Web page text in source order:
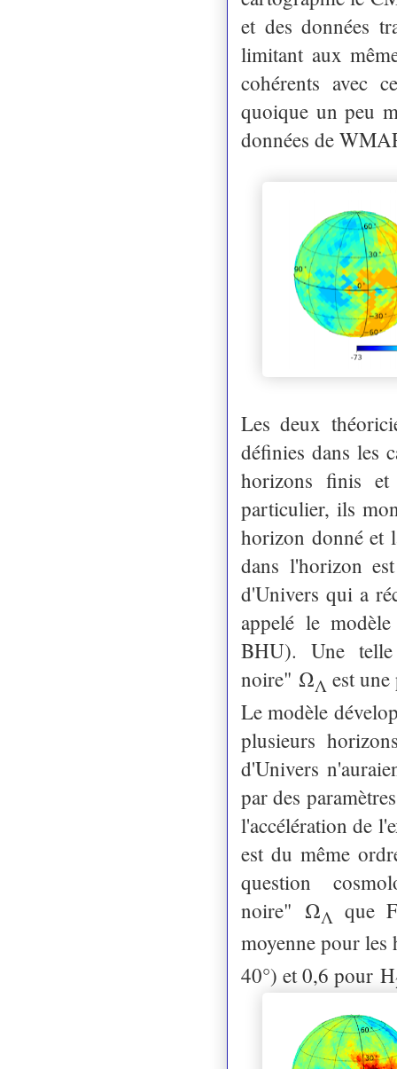
et des données
limitant aux
cohérents avec
quoique un peu
données de
Les deux
définies dans les
horizons finis et
particulier, ils
horizon donné et
dans l'horizon
d'Univers qui a
appelé le
BHU). Une telle
noire" ΩΛ est
Le modèle
plusieurs
d'Univers
par des
l'accélération de
est du même
question
noire" ΩΛ que
moyenne pour
40°) et 0,6 pour H